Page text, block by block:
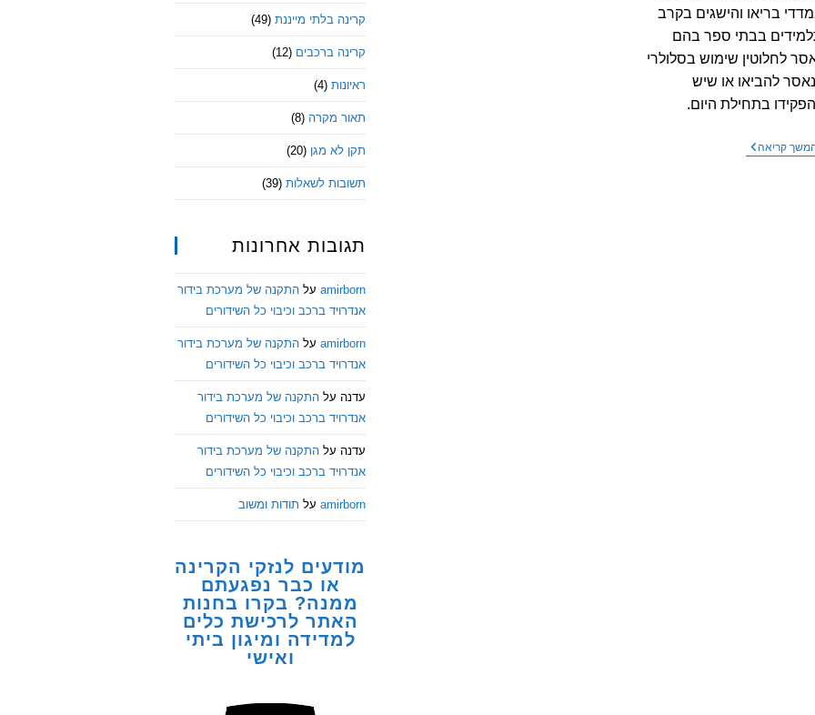
קרינה בלתי מייננת (49)
קרינה ברכבים (12)
ראיונות (4)
תאור מקרה (8)
תקן לא מגן (20)
תשובות לשאלות (39)
תגובות אחרונות
amirborn על התקנה של מערכת בידור
אנדרויד ברכב וכיבוי כל השידורים
amirborn על התקנה של מערכת בידור
אנדרויד ברכב וכיבוי כל השידורים
עדנה על התקנה של מערכת בידור
אנדרויד ברכב וכיבוי כל השידורים
עדנה על התקנה של מערכת בידור
אנדרויד ברכב וכיבוי כל השידורים
amirborn על תודות ומשוב
מודעים לנזקי הקרינה
או כבר נפגעתם
ממנה? בקרו בחנות
האתר לרכישת כלים
למדידה ומיגון ביתי
ואישי
בריאו והישגים בקרב
בבתי ספר בהם
לחלוטין שימוש בסלולרי
להביאו או שיש
בתחילת היום.
קריאהאיסור